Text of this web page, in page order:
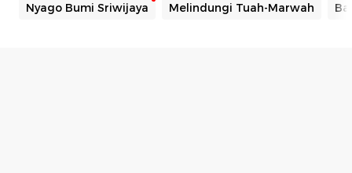
Nyago Bumi Sriwijaya Melindungi Tuah-Marwah